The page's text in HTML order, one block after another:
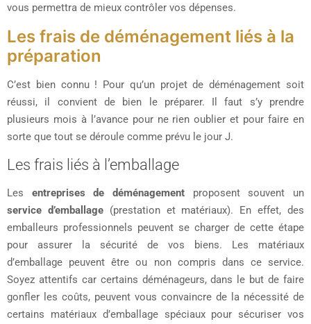
vous permettra de mieux contrôler vos dépenses.
Les frais de déménagement liés à la
préparation
C’est bien connu ! Pour qu’un projet de déménagement soit
réussi, il convient de bien le préparer. Il faut s’y prendre
plusieurs mois à l’avance pour ne rien oublier et pour faire en
sorte que tout se déroule comme prévu le jour J.
Les frais liés à l’emballage
Les entreprises de déménagement proposent souvent un
service d’emballage(prestation et matériaux). En effet, des
emballeurs professionnels peuvent se charger de cette étape
pour assurer la sécurité de vos biens. Les matériaux
d’emballage peuvent être ou non compris dans ce service.
Soyez attentifs car certains déménageurs, dans le but de faire
gonfler les coûts, peuvent vous convaincre de la nécessité de
certains matériaux d’emballage spéciaux pour sécuriser vos